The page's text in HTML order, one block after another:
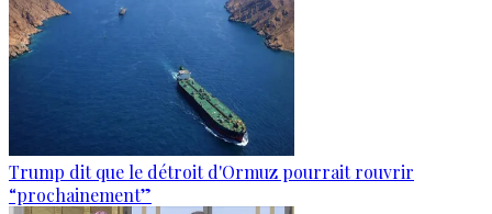
Trump dit que le détroit d'Ormuz pourrait rouvrir
“prochainement”